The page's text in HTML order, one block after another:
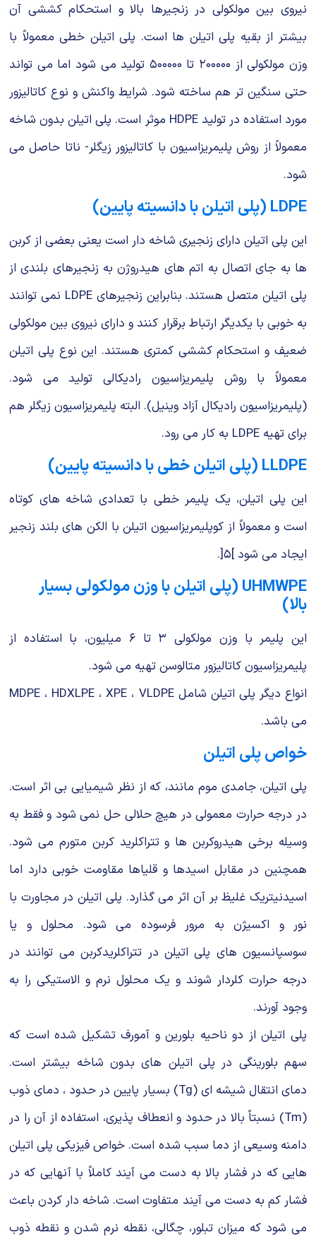
نیروی بین مولكولی در زنجیرها بالا و استحكام كششی آن
بیشتر از بقیه پلی اتیلن ها است. پلی اتیلن خطی معمولاً با
وزن مولكولی از ۲۰۰۰۰۰ تا ۵۰۰۰۰۰ تولید می شود اما می تواند
حتی سنگین تر هم ساخته شود. شرایط واكنش و نوع كاتالیزور
مورد استفاده در تولید HDPE موثر است. پلی اتیلن بدون شاخه
معمولاً از روش پلیمریزاسیون با كاتالیزور زیگلر- ناتا حاصل می
شود.
LDPE (پلی اتیلن با دانسیته پایین)
این پلی اتیلن دارای زنجیری شاخه دار است یعنی بعضی از كربن
ها به جای اتصال به اتم های هیدروژن به زنجیرهای بلندی از
پلی اتیلن متصل هستند. بنابراین زنجیرهای LDPE نمی توانند
به خوبی با یكدیگر ارتباط برقرار كنند و دارای نیروی بین مولكولی
ضعیف و استحكام كششی كمتری هستند. این نوع پلی اتیلن
معمولاً با روش پلیمریزاسیون رادیكالی تولید می شود.
(پلیمریزاسیون رادیكال آزاد وینیل). البته پلیمریزاسیون زیگلر هم
برای تهیه LDPE به كار می رود.
LLDPE (پلی اتیلن خطی با دانسیته پایین)
این پلی اتیلن، یك پلیمر خطی با تعدادی شاخه های كوتاه
است و معمولاً از كوپلیمریزاسیون اتیلن با الكن های بلند زنجیر
ایجاد می شود ]۵[.
UHMWPE (پلی اتیلن با وزن مولكولی بسیار
بالا)
این پلیمر با وزن مولكولی ۳ تا ۶ میلیون، با استفاده از
پلیمریزاسیون كاتالیزور متالوسن تهیه می شود.
انواع دیگر پلی اتیلن شامل MDPE ، HDXLPE ، XPE ، VLDPE
می باشد.
خواص پلی اتیلن
پلی اتیلن، جامدی موم مانند، كه از نظر شیمیایی بی اثر است.
در درجه حرارت معمولی در هیچ حلالی حل نمی شود و فقط به
وسیله برخی هیدروكربن ها و تتراكلرید كربن متورم می شود.
همچنین در مقابل اسیدها و قلیاها مقاومت خوبی دارد اما
اسیدنیتریك غلیظ بر آن اثر می گذارد. پلی اتیلن در مجاورت با
نور و اكسیژن به مرور فرسوده می شود. محلول و یا
سوسپانسیون های پلی اتیلن در تتراكلریدكربن می توانند در
درجه حرارت كلردار شوند و یك محلول نرم و الاستیكی را به
وجود آورند.
پلی اتیلن از دو ناحیه بلورین و آمورف تشكیل شده است كه
سهم بلورینگی در پلی اتیلن های بدون شاخه بیشتر است.
دمای انتقال شیشه ای (Tg) بسیار پایین در حدود ، دمای ذوب
(Tm) نسبتاً بالا در حدود و انعطاف پذیری، استفاده از آن را در
دامنه وسیعی از دما سبب شده است. خواص فیزیكی پلی اتیلن
هایی كه در فشار بالا به دست می آیند كاملاً با آنهایی كه در
فشار كم به دست می آیند متفاوت است. شاخه دار كردن باعث
می شود كه میزان تبلور، چگالی، نقطه نرم شدن و نقطه ذوب